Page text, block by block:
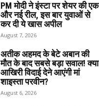
PM मोदी ने इंस्टा पर शेयर की एक
और नई रील, इस बार युवाओं से
कर दी ये खास अपील
August 7, 2026
अतीक अहमद के बेटे अबान की
मौत के बाद सबसे बड़ा सवाल! क्या
आखिरी विदाई देने आएंगी मां
शाइस्ता परवीन?
August 6, 2026